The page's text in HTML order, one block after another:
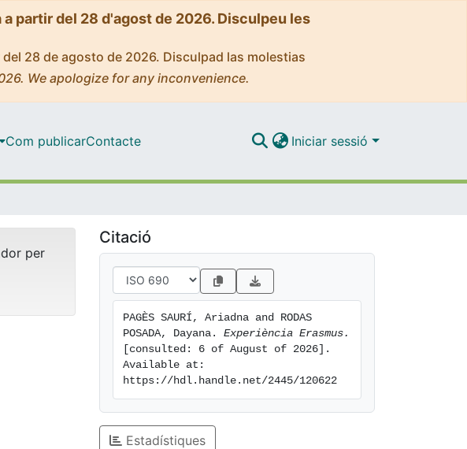
partir del 28 d'agost de 2026. Disculpeu les
28 de agosto de 2026. Disculpad las molestias
We apologize for any inconvenience.
Com publicarContacte Iniciar sessió
per
Citació
PAGÈS SAURÍ, Ariadna and RODAS
POSADA, Dayana. Experiència Erasmus.
[consulted: 6 of August of 2026].
Available at:
https://hdl.handle.net/2445/120622
Estadístiques